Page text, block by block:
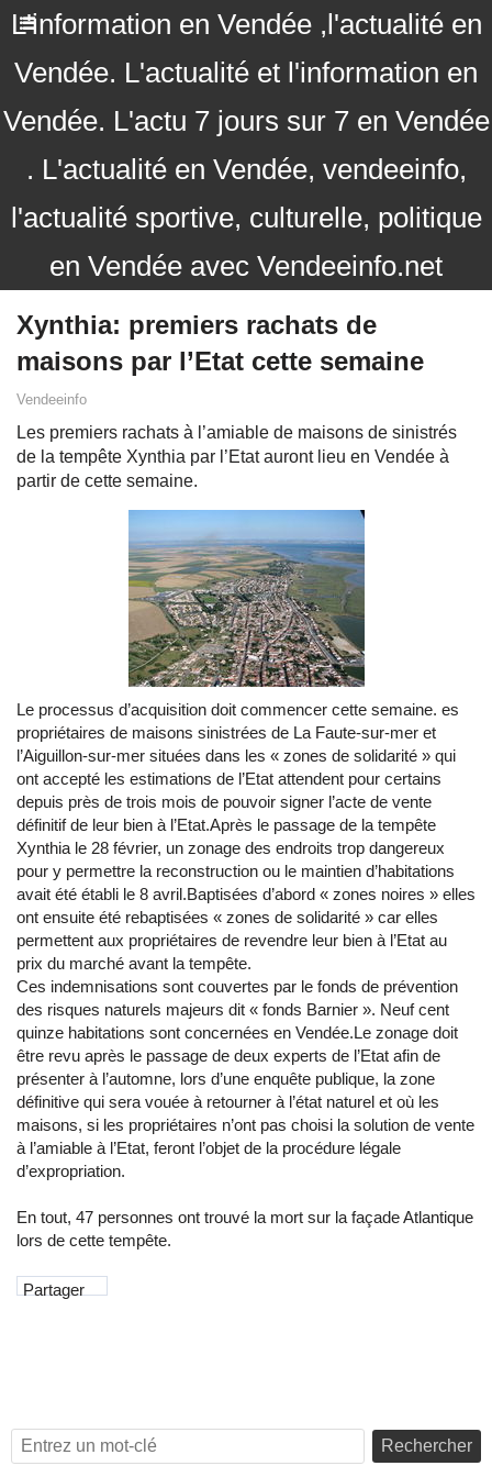
L'information en Vendée ,l'actualité en
Vendée. L'actualité et l'information en
Vendée. L'actu 7 jours sur 7 en Vendée
. L'actualité en Vendée, vendeeinfo,
l'actualité sportive, culturelle, politique
en Vendée avec Vendeeinfo.net
Xynthia: premiers rachats de
maisons par l’Etat cette semaine
Vendeeinfo
Les premiers rachats à l’amiable de maisons de sinistrés
de la tempête Xynthia par l’Etat auront lieu en Vendée à
partir de cette semaine.
Le processus d’acquisition doit commencer cette semaine. es
propriétaires de maisons sinistrées de La Faute-sur-mer et
l’Aiguillon-sur-mer situées dans les « zones de solidarité » qui
ont accepté les estimations de l’Etat attendent pour certains
depuis près de trois mois de pouvoir signer l’acte de vente
définitif de leur bien à l’Etat.Après le passage de la tempête
Xynthia le 28 février, un zonage des endroits trop dangereux
pour y permettre la reconstruction ou le maintien d’habitations
avait été établi le 8 avril.Baptisées d’abord « zones noires » elles
ont ensuite été rebaptisées « zones de solidarité » car elles
permettent aux propriétaires de revendre leur bien à l’Etat au
prix du marché avant la tempête.
Ces indemnisations sont couvertes par le fonds de prévention
des risques naturels majeurs dit « fonds Barnier ». Neuf cent
quinze habitations sont concernées en Vendée.Le zonage doit
être revu après le passage de deux experts de l’Etat afin de
présenter à l’automne, lors d’une enquête publique, la zone
définitive qui sera vouée à retourner à l’état naturel et où les
maisons, si les propriétaires n’ont pas choisi la solution de vente
à l’amiable à l’Etat, feront l’objet de la procédure légale
d’expropriation.
En tout, 47 personnes ont trouvé la mort sur la façade Atlantique
lors de cette tempête.
Partager
Rechercher